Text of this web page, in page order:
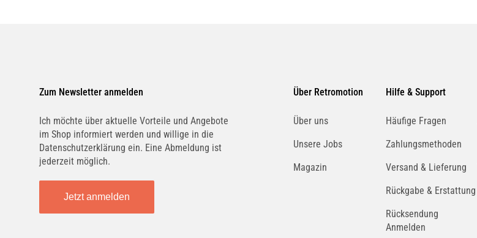
Zum Newsletter anmelden
Ich möchte über aktuelle Vorteile und Angebote
im Shop informiert werden und willige in die
Datenschutzerklärung ein. Eine Abmeldung ist
jederzeit möglich.
Jetzt anmelden
Über Retromotion
Über uns
Unsere Jobs
Magazin
Hilfe & Support
Häufige Fragen
Zahlungsmethoden
Versand & Lieferung
Rückgabe & Erstattung
Rücksendung
Anmelden